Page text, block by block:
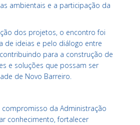
ambientais e a participação da
dos projetos, o encontro foi
de ideias e pelo diálogo entre
para a construção de
e soluções que possam ser
de Novo Barreiro.
compromisso da Administração
conhecimento, fortalecer